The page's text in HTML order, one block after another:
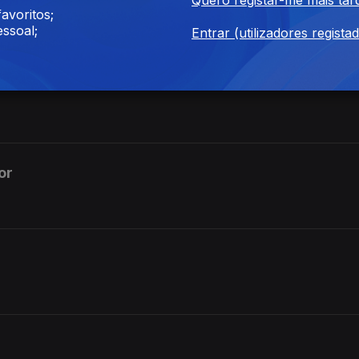
Entrar (utilizadores